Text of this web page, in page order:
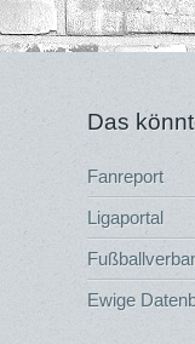
Das
Fanreport
Ligaportal
Ewige